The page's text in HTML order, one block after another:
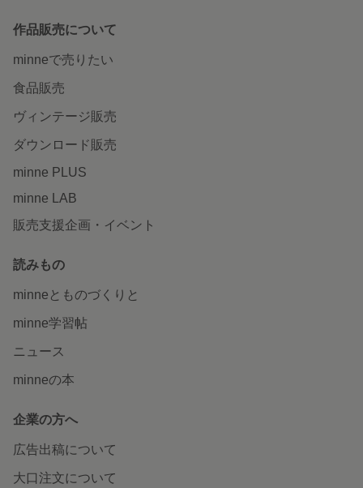
作品販売について
minneで売りたい
食品販売
ヴィンテージ販売
ダウンロード販売
minne PLUS
minne LAB
販売支援企画・イベント
読みもの
minneとものづくりと
minne学習帖
ニュース
minneの本
企業の方へ
広告出稿について
大口注文について